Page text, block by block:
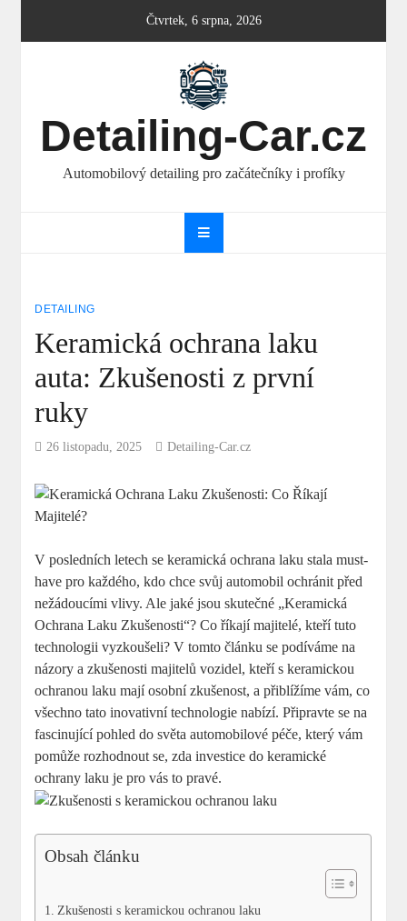
Čtvrtek, 6 srpna, 2026
Detailing-Car.cz
Automobilový detailing pro začátečníky i profíky
DETAILING
Keramická ochrana laku
auta: Zkušenosti z první
ruky
26 listopadu, 2025 Detailing-Car.cz
V ⁤posledních letech se keramická ochrana‌ laku stala‍ must-
have pro každého, kdo ⁢chce⁢ svůj automobil ochránit před
nežádoucími vlivy. ⁢Ale jaké jsou skutečné „Keramická
Ochrana Laku Zkušenosti“? ⁤Co říkají majitelé, kteří tuto
technologii vyzkoušeli? V tomto článku se ⁢podíváme na
názory a zkušenosti majitelů vozidel, kteří s⁢ keramickou
ochranou laku ‌mají osobní zkušenost, a přiblížíme⁢ vám, co
všechno ⁢tato inovativní technologie nabízí. Připravte se na
fascinující ‍pohled do​ světa automobilové péče,⁣ který vám⁢
pomůže ‌rozhodnout se,⁣ zda investice⁤ do keramické
ochrany laku je​ pro⁢ vás to​ pravé.
Obsah článku
Zkušenosti s‍ keramickou ochranou laku